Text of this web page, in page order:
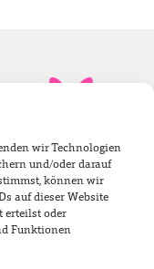
wir Technologien
und/oder darauf
können wir
auf dieser Website
erteilst oder
Funktionen